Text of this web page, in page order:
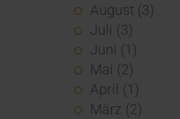
August (3)
Juli (3)
Juni (1)
Mai (2)
April (1)
März (2)